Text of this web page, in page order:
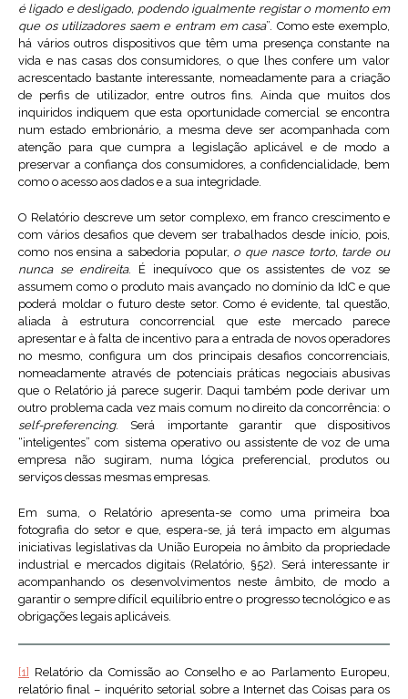
é ligado e desligado, podendo igualmente registar o momento em
que os utilizadores saem e entram em casa”. Como este exemplo,
há vários outros dispositivos que têm uma presença constante na
vida e nas casas dos consumidores, o que lhes confere um valor
acrescentado bastante interessante, nomeadamente para a criação
de perfis de utilizador, entre outros fins. Ainda que muitos dos
inquiridos indiquem que esta oportunidade comercial se encontra
num estado embrionário, a mesma deve ser acompanhada com
atenção para que cumpra a legislação aplicável e de modo a
preservar a confiança dos consumidores, a confidencialidade, bem
como o acesso aos dados e a sua integridade.
O Relatório descreve um setor complexo, em franco crescimento e
com vários desafios que devem ser trabalhados desde início, pois,
como nos ensina a sabedoria popular, o que nasce torto, tarde ou
nunca se endireita. É inequívoco que os assistentes de voz se
assumem como o produto mais avançado no domínio da IdC e que
poderá moldar o futuro deste setor. Como é evidente, tal questão,
aliada à estrutura concorrencial que este mercado parece
apresentar e à falta de incentivo para a entrada de novos operadores
no mesmo, configura um dos principais desafios concorrenciais,
nomeadamente através de potenciais práticas negociais abusivas
que o Relatório já parece sugerir. Daqui também pode derivar um
outro problema cada vez mais comum no direito da concorrência: o
self-preferencing. Será importante garantir que dispositivos
“inteligentes” com sistema operativo ou assistente de voz de uma
empresa não sugiram, numa lógica preferencial, produtos ou
serviços dessas mesmas empresas.
Em suma, o Relatório apresenta-se como uma primeira boa
fotografia do setor e que, espera-se, já terá impacto em algumas
iniciativas legislativas da União Europeia no âmbito da propriedade
industrial e mercados digitais (Relatório, §52). Será interessante ir
acompanhando os desenvolvimentos neste âmbito, de modo a
garantir o sempre difícil equilíbrio entre o progresso tecnológico e as
obrigações legais aplicáveis.
[1] Relatório da Comissão ao Conselho e ao Parlamento Europeu,
relatório final – inquérito setorial sobre a Internet das Coisas para os